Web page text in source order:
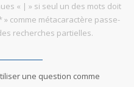
« | » si seul un des mots doit
comme métacaractère passe-
recherches partielles.
une question comme